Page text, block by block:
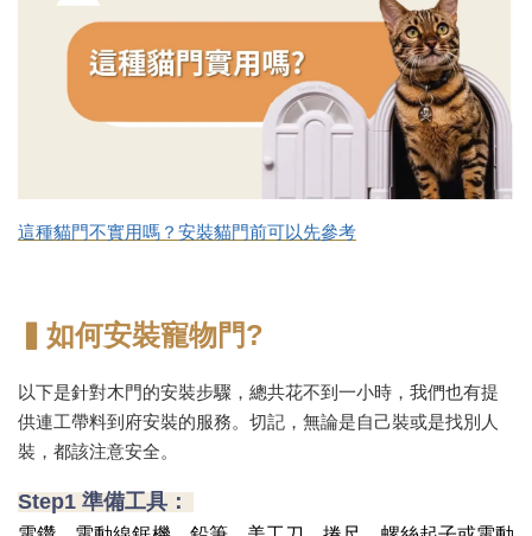
這種貓門不實用嗎？安裝貓門前可以先參考
▍如何安裝寵物門?
以下是針對木門的安裝步驟，總共花不到一小時，我們也有提
供連工帶料到府安裝的服務。切記，無論是自己裝或是找別人
裝，都該注意安全。
Step1 準備工具：